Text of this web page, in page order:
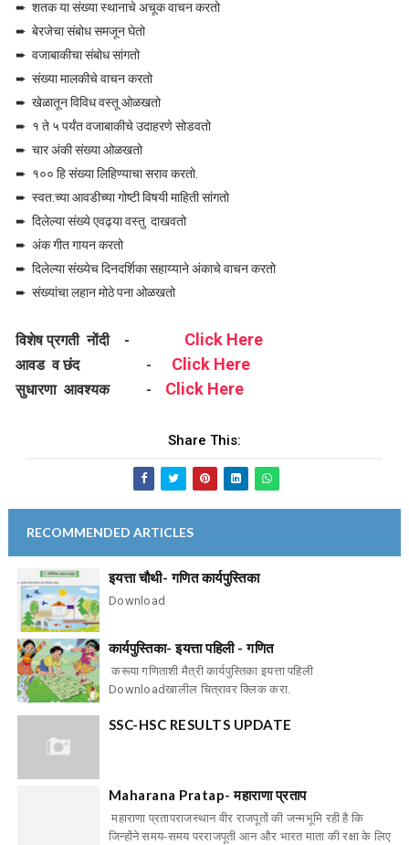
➨ शतक या संख्या स्थानाचे अचूक वाचन करतो
➨ बेरजेचा संबोध समजून घेतो
➨ वजाबाकीचा संबोध सांगतो
➨ संख्या मालकीचे वाचन करतो
➨ खेळातून विविध वस्तू ओळखतो
➨ १ ते ५ पर्यंत वजाबाकीचे उदाहरणे सोडवतो
➨ चार अंकी संख्या ओळखतो
➨ १०० हि संख्या लिहिण्याचा सराव करतो.
➨ स्वत:च्या आवडीच्या गोष्टी विषयी माहिती सांगतो
➨ दिलेल्या संख्ये एवढ्या वस्तु दाखवतो
➨ अंक गीत गायन करतो
➨ दिलेल्या संख्येच दिनदर्शिका सहाय्याने अंकाचे वाचन करतो
➨ संख्यांचा लहान मोठे पना ओळखतो
विशेष प्रगती नोंदी - Click Here
आवड व छंद - Click Here
सुधारणा आवश्यक - Click Here
Share This:
RECOMMENDED ARTICLES
इयत्ता चौथी- गणित कार्यपुस्तिका
Download
कार्यपुस्तिका- इयत्ता पहिली - गणित
करूया गणिताशी मैत्री कार्यपुस्तिका इयत्ता पहिली
Downloadखालील चित्रावर क्लिक करा.
SSC-HSC RESULTS UPDATE
Maharana Pratap- महाराणा प्रताप
महाराणा प्रतापराजस्थान वीर राजपूतों की जन्मभूमि रही है कि
जिन्होंने समय-समय परराजपूती आन और भारत माता की रक्षा के लिए